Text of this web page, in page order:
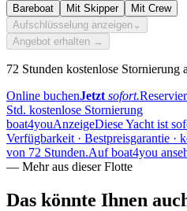
Bareboat Mit Skipper
Mit Crew
Aufschlüsselung anzeigen ⌄
Angebot erhalten →
72 Stunden kostenlose Stornierung
Online buchenJetzt sofort.
Std. kostenlose Stornierung
boat4youAnzeigeDiese Yacht ist
Verfügbarkeit · Bestpreisgarantie ·
von 72 Stunden.Auf boat4you
— Mehr aus dieser Flotte
Das könnte Ihnen